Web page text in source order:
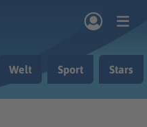
Welt Sport Stars